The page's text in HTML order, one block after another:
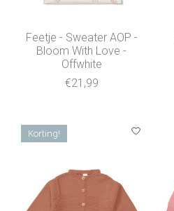
Feetje - Sweater AOP -
Bloom With Love -
Offwhite
€21,99
Korting!